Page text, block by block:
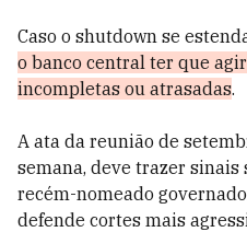
Caso o shutdown se
o banco central ter que
incompletas ou atrasadas.
A ata da reunião de
semana, deve trazer sinais
recém-nomeado
defende cortes mais